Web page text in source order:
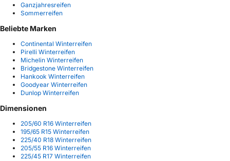
Ganzjahresreifen
Sommerreifen
Beliebte Marken
Continental Winterreifen
Pirelli Winterreifen
Michelin Winterreifen
Bridgestone Winterreifen
Hankook Winterreifen
Goodyear Winterreifen
Dunlop Winterreifen
Dimensionen
205/60 R16 Winterreifen
195/65 R15 Winterreifen
225/40 R18 Winterreifen
205/55 R16 Winterreifen
225/45 R17 Winterreifen